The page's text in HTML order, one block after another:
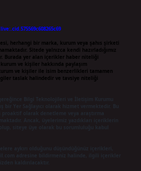
herhangi bir marka, kurum veya şahıs şirketi
Sitede yalnızca kendi hazırladığımız
Burada yer alan içerikler haber niteliği
ve kişiler hakkında paylaşım
ve kişiler ile isim benzerlikleri tamamen
taslak halindedir ve tavsiye niteliği
gereğince Bilgi Teknolojileri ve İletişim Kurumu
bir Yer Sağlayıcı olarak hizmet vermektedir. Bu
olarak denetleme veya araştırma
Ancak, üyelerimiz yazdıkları içeriklerin
aykırı olduğunu düşündüğünüz içerikleri,